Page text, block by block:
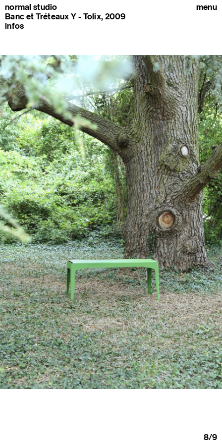
normal studio
Banc et Tréteaux Y - Tolix, 2009
infos
menu
8/9